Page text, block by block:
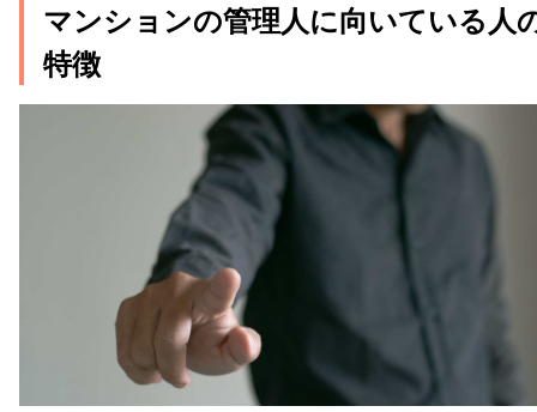
マンションの管理人に向いている人
特徴